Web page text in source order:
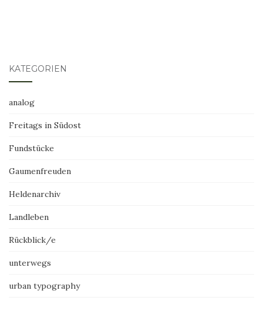
KATEGORIEN
analog
Freitags in Südost
Fundstücke
Gaumenfreuden
Heldenarchiv
Landleben
Rückblick/e
unterwegs
urban typography